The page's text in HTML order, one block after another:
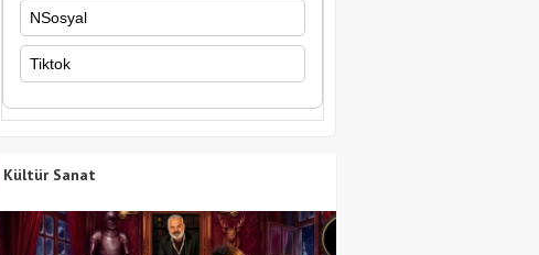
NSosyal
Tiktok
Kültür Sanat